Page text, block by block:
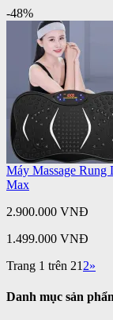
-48%
Máy Massage
Max
2.900.000 VNĐ
1.499.000 VNĐ
Trang 1 trên 21 2»
Danh mục sản